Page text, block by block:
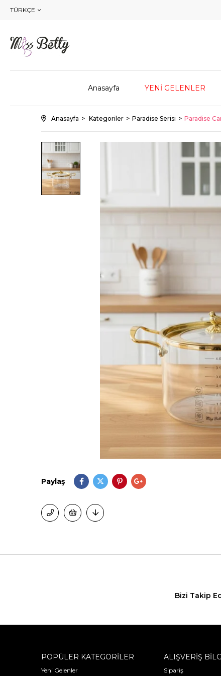
TÜRKÇE
Anasayfa YENİ GELENLER
Anasayfa Kategoriler Paradise Serisi Paradise
Paylaş
Bizi Takip
POPÜLER KATEGORİLER
Yeni Gelenler
ALIŞVERİŞ
Sipariş